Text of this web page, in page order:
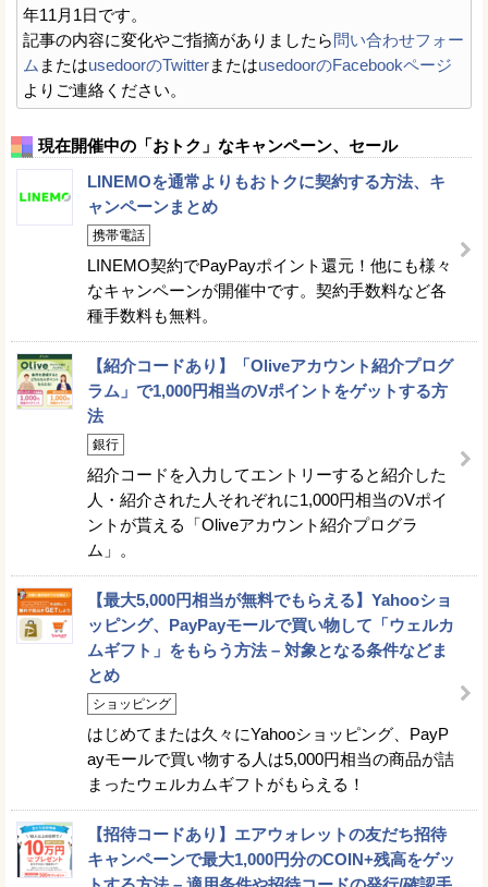
年11月1日です。
記事の内容に変化やご指摘がありましたら問い合わせフォー
ム またはusedoorのTwitterまたはusedoorのFacebookページ
よりご連絡ください。
現在開催中の「おトク」なキャンペーン、セール
LINEMOを通常よりもおトクに契約する方法、キ
ャンペーンまとめ
携帯電話
LINEMO契約でPayPayポイント還元！他にも様々
なキャンペーンが開催中です。契約手数料など各
種手数料も無料。
【紹介コードあり】「Oliveアカウント紹介プログ
ラム」で1,000円相当のVポイントをゲットする方
法
銀行
紹介コードを入力してエントリーすると紹介した
人・紹介された人それぞれに1,000円相当のVポイ
ントが貰える「Oliveアカウント紹介プログラ
ム」。
【最大5,000円相当が無料でもらえる】Yahooショ
ッピング、PayPayモールで買い物して「ウェルカ
ムギフト」をもらう方法 – 対象となる条件などま
とめ
ショッピング
はじめてまたは久々にYahooショッピング、PayP
ayモールで買い物する人は5,000円相当の商品が詰
まったウェルカムギフトがもらえる！
【招待コードあり】エアウォレットの友だち招待
キャンペーンで最大1,000円分のCOIN+残高をゲッ